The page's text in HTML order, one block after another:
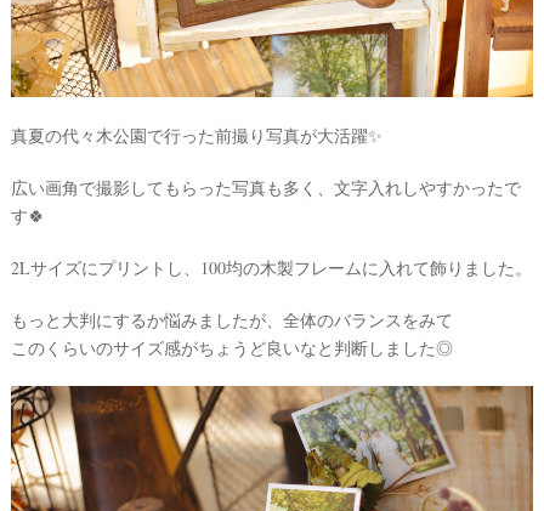
真夏の代々木公園で行った前撮り写真が大活躍✨
広い画角で撮影してもらった写真も多く、文字入れしやすかったで
す🍀
2Lサイズにプリントし、100均の木製フレームに入れて飾りました。
もっと大判にするか悩みましたが、全体のバランスをみて
このくらいのサイズ感がちょうど良いなと判断しました◎
最
ド
ス
記
事
c
h
e
c
k
プ
ン
ー
ラ
ン
ン
グ
プ
ン
ー
レ
ポ
見
る